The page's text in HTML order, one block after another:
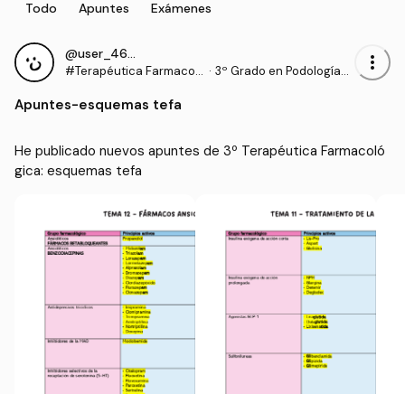
Todo Apuntes Exámenes
@user_4608897
#Terapéutica Farmacol
· 3º Grado en Podología
more_vert
Apuntes-esquemas tefa
He publicado nuevos apuntes de 3º Terapéutica Farmacoló
gica: esquemas tefa